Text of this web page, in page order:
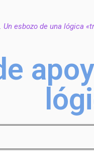
esbozo de una lógica